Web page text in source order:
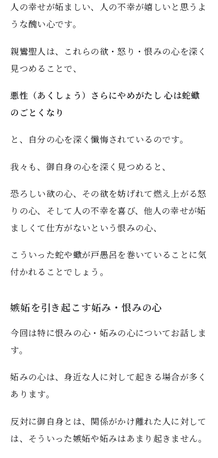
人の幸せが妬ましい、人の不幸が嬉しいと思うよ
うな醜い心です。
親鸞聖人は、これらの欲・怒り・恨みの心を深く
見つめることで、
悪性（あくしょう）さらにやめがたし 心は蛇蠍
のごとくなり
と、自分の心を深く懺悔されているのです。
我々も、御自身の心を深く見つめると、
恐ろしい欲の心、その欲を妨げれて燃え上がる怒
りの心、そして人の不幸を喜び、他人の幸せが妬
ましくて仕方がないという恨みの心、
こういった蛇や蠍が戸愚呂を巻いていることに気
付かれることでしょう。
嫉妬を引き起こす妬み・恨みの心
今回は特に恨みの心・妬みの心についてお話しま
す。
妬みの心は、身近な人に対して起きる場合が多く
あります。
反対に御自身とは、関係がかけ離れた人に対して
は、そういった嫉妬や妬みはあまり起きません。